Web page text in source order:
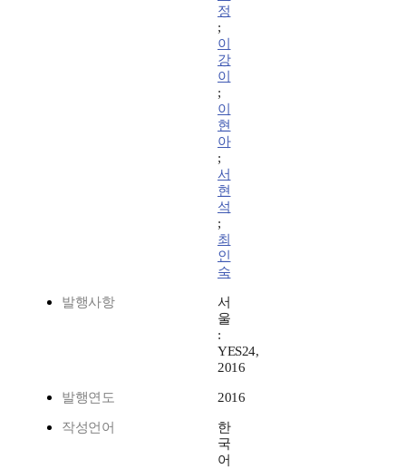
정
;
이
강
이
;
이
현
아
;
서
현
석
;
최
인
숙
발행사항
서
울
:
YES24,
2016
발행연도 2016
작성언어
한
국
어